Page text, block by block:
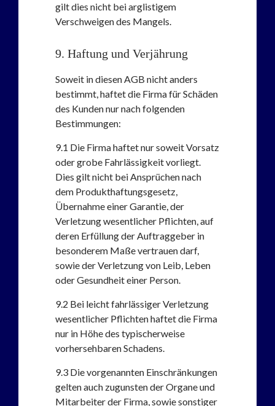
gilt dies nicht bei arglistigem
Verschweigen des Mangels.
9. Haftung und Verjährung
Soweit in diesen AGB nicht anders
bestimmt, haftet die Firma für Schäden
des Kunden nur nach folgenden
Bestimmungen:
9.1 Die Firma haftet nur soweit Vorsatz
oder grobe Fahrlässigkeit vorliegt.
Dies gilt nicht bei Ansprüchen nach
dem Produkthaftungsgesetz,
Übernahme einer Garantie, der
Verletzung wesentlicher Pflichten, auf
deren Erfüllung der Auftraggeber in
besonderem Maße vertrauen darf,
sowie der Verletzung von Leib, Leben
oder Gesundheit einer Person.
9.2 Bei leicht fahrlässiger Verletzung
wesentlicher Pflichten haftet die Firma
nur in Höhe des typischerweise
vorhersehbaren Schadens.
9.3 Die vorgenannten Einschränkungen
gelten auch zugunsten der Organe und
Mitarbeiter der Firma, sowie sonstiger